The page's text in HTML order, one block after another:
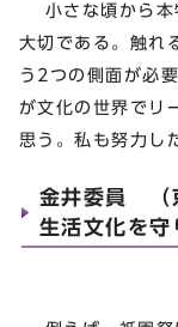
小さな頃から本
大切である。触れ
う2つの側面が必
が文化の世界でリ
思う。私も努力し
金井委員 （
生活文化を守